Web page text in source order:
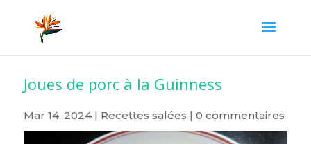
Joues de porc à la Guinness
Mar 14, 2024| Recettes salées | 0 commentaires